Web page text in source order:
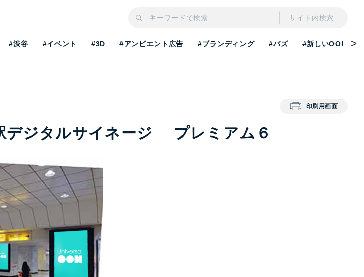
サイト内検索
#渋谷 #イベント #3D #アンビエント広告 #ブランディング #バズ #新しいOOH
印刷用画面
ジタルサイネージ プレミアム６